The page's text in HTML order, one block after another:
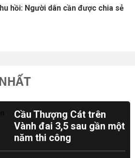
hồi: Người dân cần được chia sẻ
Cầu Thượng Cát trên
Vành đai 3,5 sau gần một
năm thi công